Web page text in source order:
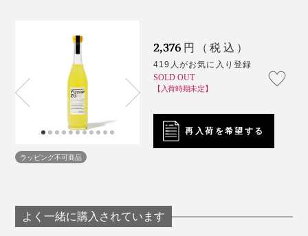
仁淀川のゆずと水以外には、北海道産てんさい糖を加え
るのみ。市販のゆずジュースに多い、人工の香料・甘味
料・保存料は、一切入れていません。ゆず本来の味と香
りを、ぜひ味わってください。
お酒好きなMONOCOスタッフ達も、『YUZU SYRUP』
は大のお気に入り。
「これがあれば、焼酎と炭酸水を入れて、自分好みのチ
ューハイができる。市販の缶チューハイは人工の甘味料
が入っているから、口がベタベタするんだけど、
『YUZU SYRUP』はキリッとした後味。こんなの探し
てた！」
「オリーブオイルと塩コショウに、このシロップを足し
てドレッシングにしたら、おいしかった！ポークソテー
ラッピング不可商品
2,376 円（税込）
419人がお気に入り登録
SOLD OUT
【入荷時期未定】
再入荷を希望する
よく一緒に購入されています